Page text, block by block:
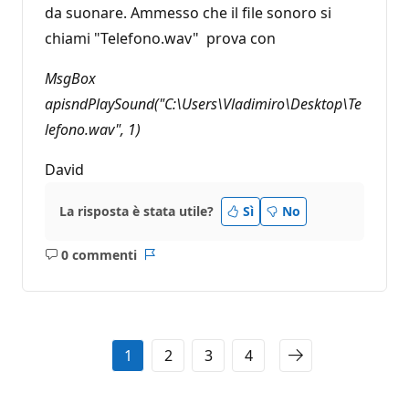
da suonare. Ammesso che il file sonoro si
chiami "Telefono.wav" prova con
MsgBox
apisndPlaySound("C:\Users\Vladimiro\Desktop\Te
lefono.wav", 1)
David
La risposta è stata utile? Sì No
0 commenti
Nessun
1 2 3 4